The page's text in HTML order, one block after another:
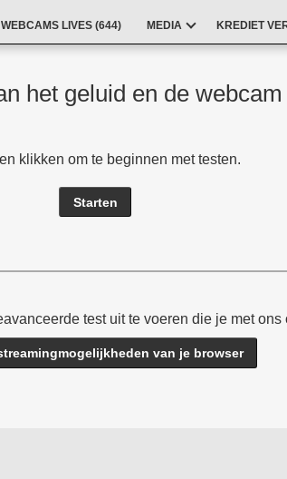
WEBCAMS LIVES (644) MEDIA KREDIET
het geluid en de webcam
klikken om te beginnen met testen.
Starten
test uit te voeren die je met
van je browser